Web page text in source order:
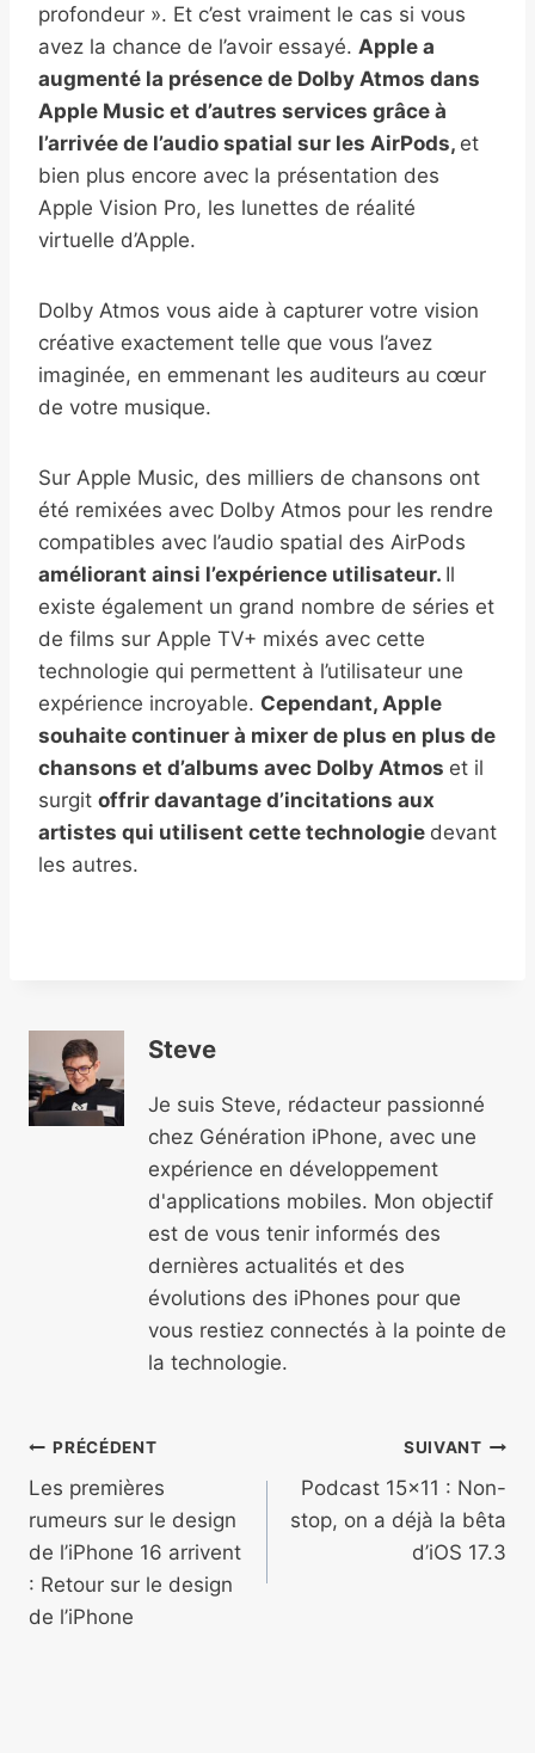
profondeur ». Et c’est vraiment le cas si vous
avez la chance de l’avoir essayé. Apple a
augmenté la présence de Dolby Atmos dans
Apple Music et d’autres services grâce à
l’arrivée de l’audio spatial sur les AirPods, et
bien plus encore avec la présentation des
Apple Vision Pro, les lunettes de réalité
virtuelle d’Apple.
Dolby Atmos vous aide à capturer votre vision
créative exactement telle que vous l’avez
imaginée, en emmenant les auditeurs au cœur
de votre musique.
Sur Apple Music, des milliers de chansons ont
été remixées avec Dolby Atmos pour les rendre
compatibles avec l’audio spatial des AirPods
améliorant ainsi l’expérience utilisateur. Il
existe également un grand nombre de séries et
de films sur Apple TV+ mixés avec cette
technologie qui permettent à l’utilisateur une
expérience incroyable. Cependant, Apple
souhaite continuer à mixer de plus en plus de
chansons et d’albums avec Dolby Atmos et il
surgit offrir davantage d’incitations aux
artistes qui utilisent cette technologie devant
les autres.
Steve
Je suis Steve, rédacteur passionné
chez Génération iPhone, avec une
expérience en développement
d'applications mobiles. Mon objectif
est de vous tenir informés des
dernières actualités et des
évolutions des iPhones pour que
vous restiez connectés à la pointe de
la technologie.
Navigation
de
l’article
PRÉCÉDENT
Les premières
rumeurs sur le design
de l’iPhone 16 arrivent
: Retour sur le design
de l’iPhone
SUIVANT
Podcast 15×11 : Non-
stop, on a déjà la bêta
d’iOS 17.3